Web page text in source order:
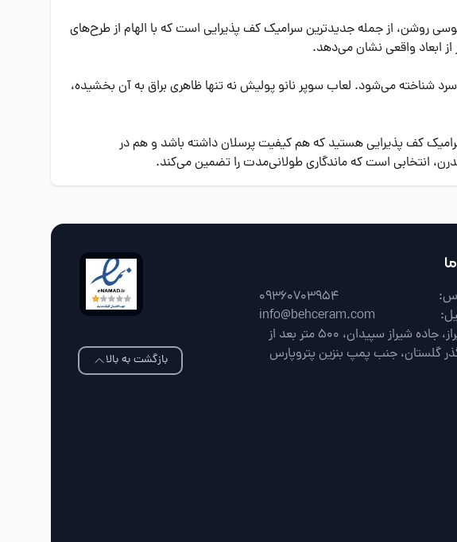
روشن، از جمله جدیدترین سرامیک کف پذیرایی است که با الهام از طرح‌های
می‌شود. لعاب سوپر نانو پولیش نه تنها ظاهری براق به آن بخشیده،
کف پذیرایی هستید که هم کیفیت پرسلان داشته باشد و هم در
انتخابی است که ماندگاری طولانی‌مدت را تضمین می‌کند.
09360703954
info@behceram.com
فارس، شیراز، جاده شیراز سپیدان، 500 متر بعد از
گلستان، جنب پمپ بنزین پتروپارس
بازگشت به بالا